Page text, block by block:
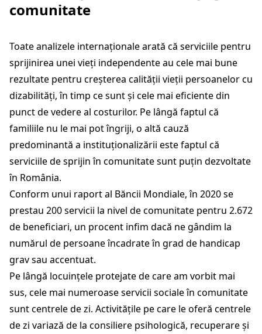
comunitate
Toate analizele internaționale arată că serviciile pentru
sprijinirea unei vieți independente au cele mai bune
rezultate pentru creșterea calității vieții persoanelor cu
dizabilități, în timp ce sunt și cele mai eficiente din
punct de vedere al costurilor. Pe lângă faptul că
familiile nu le mai pot îngriji, o altă cauză
predominantă a instituționalizării este faptul că
serviciile de sprijin în comunitate sunt puțin dezvoltate
în România.
Conform unui raport al Băncii Mondiale, în 2020 se
prestau 200 servicii la nivel de comunitate pentru 2.672
de beneficiari, un procent infim dacă ne gândim la
numărul de persoane încadrate în grad de handicap
grav sau accentuat.
Pe lângă locuințele protejate de care am vorbit mai
sus, cele mai numeroase servicii sociale în comunitate
sunt centrele de zi. Activitățile pe care le oferă centrele
de zi variază de la consiliere psihologică, recuperare și